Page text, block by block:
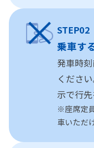
STEP02
乗車す
発車時
くださ
示で行
※座席定
車いただ